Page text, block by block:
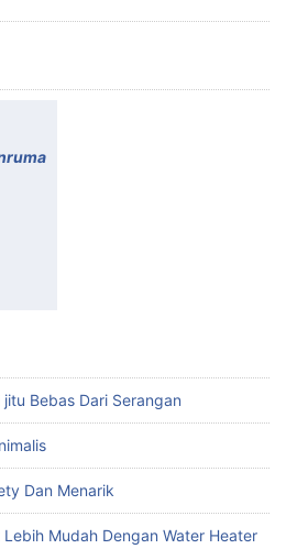
Bebas Dari Serangan
Dan Menarik
Mudah Dengan Water Heater